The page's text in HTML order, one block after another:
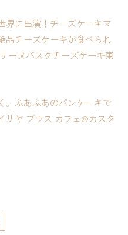
に出演！チーズケーキマ
チーズケーキが食べられ
ーヌバスクチーズケーキ東
ふあふあのパンケーキで
リヤ プラス カフェ@カスタ